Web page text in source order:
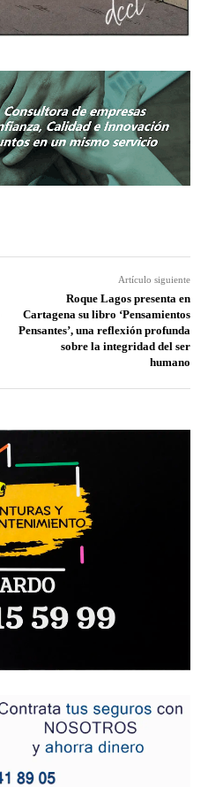
Artículo siguiente
Roque Lagos presenta en
Cartagena su libro ‘Pensamientos
Pensantes’, una reflexión profunda
sobre la integridad del ser
humano